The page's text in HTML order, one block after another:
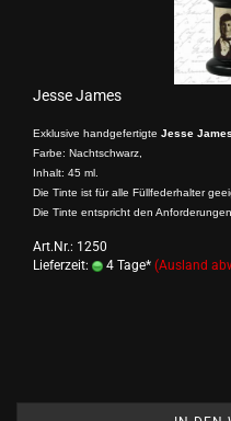
Jesse James
Exklusive handgefertigte Jesse James
Farbe: Nachtschwarz,
Inhalt: 45 ml.
Die Tinte ist für alle Füllfederhalter
Die Tinte entspricht den
Art.Nr.: 1250
Lieferzeit:
4 Tage* (Ausland